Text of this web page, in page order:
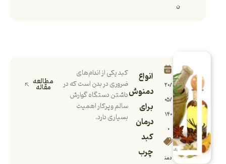
ن
۲۰/
۰۵/
۱۴۰
۰
دمن
انواع
دمنوش
برای
درمان
کبد
چرب
کبد یکی از اندام‌های
ضروری در بدن است که در
داشتن دستگاه گوارش
سالم و پرکار اهمیت
بسیاری دارد.
مطالعه
مقاله